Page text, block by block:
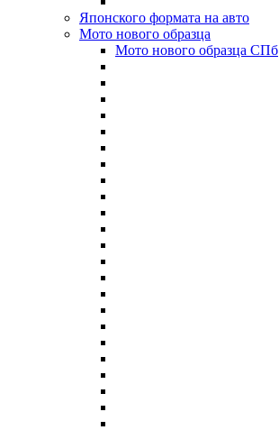
Японского формата на авто
Мото нового образца
Мото нового образца СПб